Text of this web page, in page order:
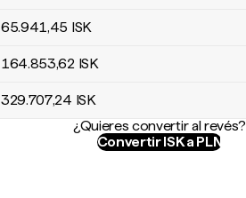
65.941,45 ISK
164.853,62 ISK
329.707,24 ISK
¿Quieres convertir al revés?
Convertir ISK a PLN